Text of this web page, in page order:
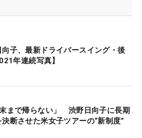
して2日目以降に崩れる試合が
オーバー。しかし、天候が荒れ
め、「昨日と打って変わってシ
なというのが自分でもわかるく
要素が少なかった」と1日を振
いまやっていることに不安は
渋野。これで次は米ツアー連
向子、最新ドライバースイング・後
年連続写真】
末まで帰らない」 渋野日向子に長期
断させた米女子ツアーの“新制度”